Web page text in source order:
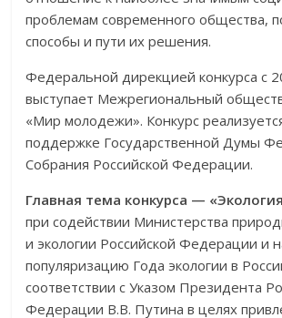
проблемам современного общества,
способы и пути их решения.
Федеральной дирекцией конкурса с
выступает Межрегиональный
«Мир молодежи». Конкурс
поддержке Государственной Думы
Собрания Российской Федерации.
Главная тема конкурса —
при содействии Министерства
и экологии Российской Федерации и
популяризацию Года экологии в
соответствии с Указом Президента
Федерации В.В. Путина в целях